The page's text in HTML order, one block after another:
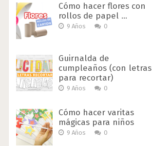
Cómo hacer flores con
rollos de papel …
9 Años 0
Guirnalda de
cumpleaños (con letras
para recortar)
9 Años 0
Cómo hacer varitas
mágicas para niños
9 Años 0